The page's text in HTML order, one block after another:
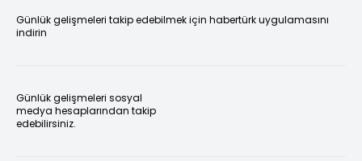
Günlük gelişmeleri takip edebilmek için habertürk uygulamasını
indirin
Günlük gelişmeleri sosyal
medya hesaplarından takip
edebilirsiniz.